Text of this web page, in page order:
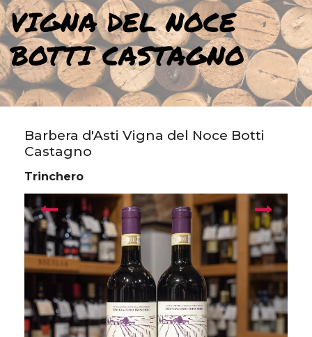
VIGNA DEL NOCE
BOTTI CASTAGNO
Barbera d'Asti Vigna del Noce Botti
Castagno
Trinchero
prev next